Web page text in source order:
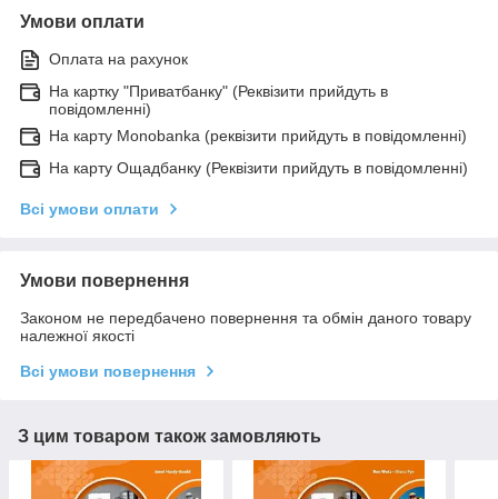
Умови оплати
Оплата на рахунок
На картку "Приватбанку" (Реквізити прийдуть в
повідомленні)
На карту Monobanka (реквізити прийдуть в повідомленні)
На карту Ощадбанку (Реквізити прийдуть в повідомленні)
Всі умови оплати
Умови повернення
Законом не передбачено повернення та обмін даного товару
належної якості
Всі умови повернення
З цим товаром також замовляють